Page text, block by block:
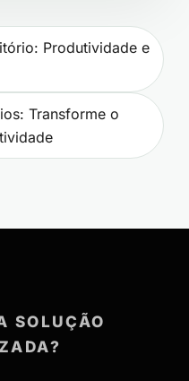
Produtividade e
Transforme o
SOLUÇÃO